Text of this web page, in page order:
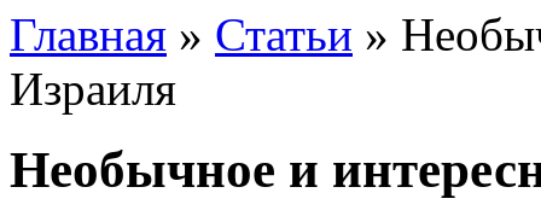
Главная » Статьи »
Израиля
Необычное и